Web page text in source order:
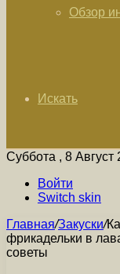
Обзор
Искать
Суббота , 8 Август
Войти
Switch skin
Главная/Закуски/
фрикадельки в
советы